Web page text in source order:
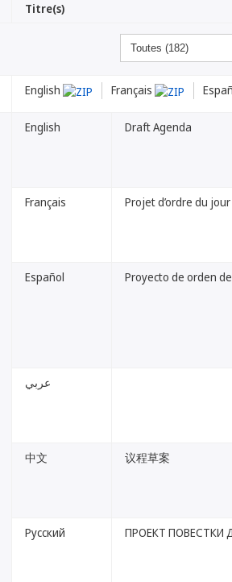
English Français
Titre(s)
English Draft Agenda
Français Projet d’ordre du jour
Español Proyecto de orden
عربي
中文 议程草案
Русский ПРОЕКТ ПОВЕСТКИ